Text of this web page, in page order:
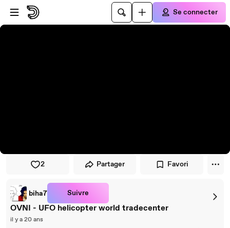
Passer au player
Passer au contenu principal
Se connecter
2 Partager Favori
biha7 Suivre
OVNI - UFO helicopter world tradecenter
il y a 20 ans